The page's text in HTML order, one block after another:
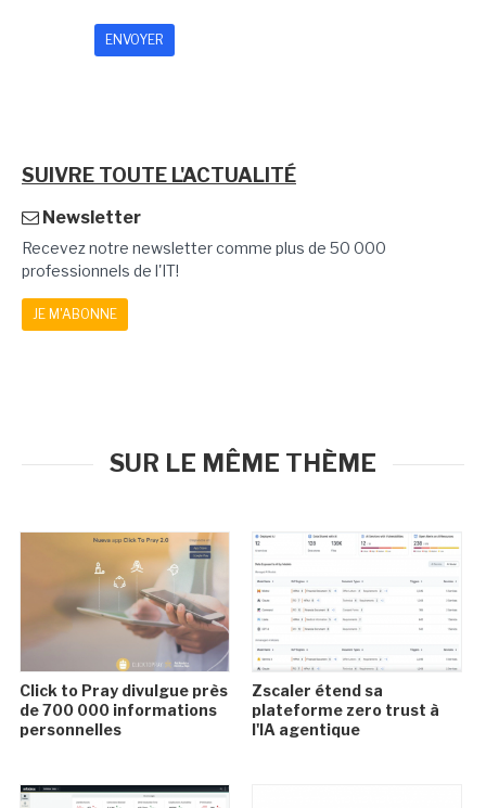
SUIVRE TOUTE L'ACTUALITÉ
Newsletter
Recevez notre newsletter comme plus de 50 000
professionnels de l'IT!
JE M'ABONNE
SUR LE MÊME THÈME
Click to Pray divulgue près
de 700 000 informations
personnelles
Zscaler étend sa
plateforme zero trust à
l'IA agentique